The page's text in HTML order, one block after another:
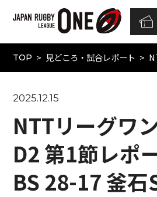
TOP 見どころ・試合レポート
2025.12.15
NTTリーグワ
D2 第1節レポ
BS 28-17 釜石